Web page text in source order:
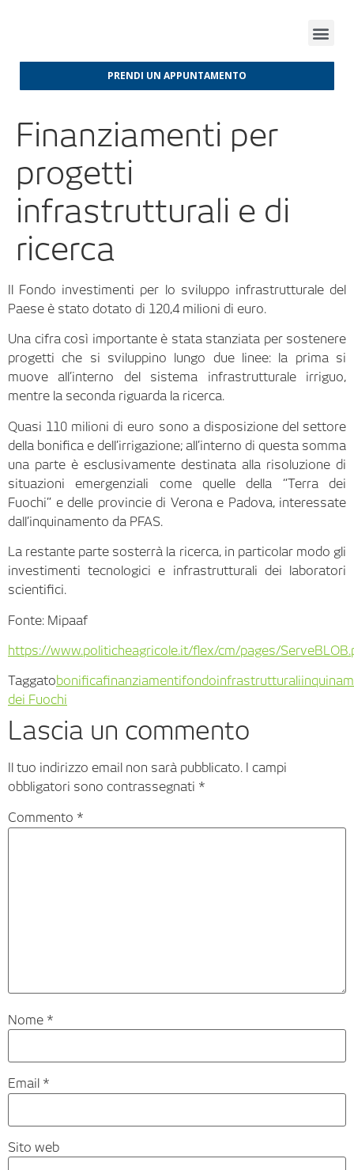
PRENDI UN APPUNTAMENTO
Finanziamenti per
progetti
infrastrutturali e di
ricerca
Il Fondo investimenti per lo sviluppo infrastrutturale del
Paese è stato dotato di 120,4 milioni di euro.
Una cifra così importante è stata stanziata per sostenere
progetti che si sviluppino lungo due linee: la prima si
muove all’interno del sistema infrastrutturale irriguo,
mentre la seconda riguarda la ricerca.
Quasi 110 milioni di euro sono a disposizione del settore
della bonifica e dell’irrigazione; all’interno di questa somma
una parte è esclusivamente destinata alla risoluzione di
situazioni emergenziali come quelle della “Terra dei
Fuochi” e delle provincie di Verona e Padova, interessate
dall’inquinamento da PFAS.
La restante parte sosterrà la ricerca, in particolar modo gli
investimenti tecnologici e infrastrutturali dei laboratori
scientifici.
Fonte: Mipaaf
https://www.politicheagricole.it/flex/cm/pages/
Taggatobonificafinanziamentifondoinfrastrutturali
dei Fuochi
Lascia un commento
Il tuo indirizzo email non sarà pubblicato.
I campi
obbligatori sono contrassegnati *
Commento *
Nome *
Email *
Sito web